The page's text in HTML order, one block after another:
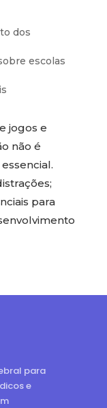
dos
escolas
jogos e
não é
para
para
e